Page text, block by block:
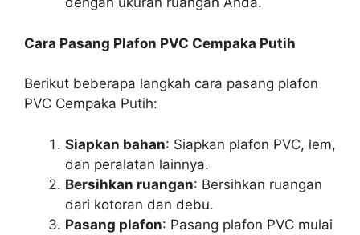
Cara Pasang Plafon PVC Cempaka Putih
Berikut beberapa langkah cara pasang plafon
PVC Cempaka Putih:
Siapkan bahan: Siapkan plafon PVC, lem,
dan peralatan lainnya.
Bersihkan ruangan: Bersihkan ruangan
dari kotoran dan debu.
Pasang plafon: Pasang plafon PVC mulai